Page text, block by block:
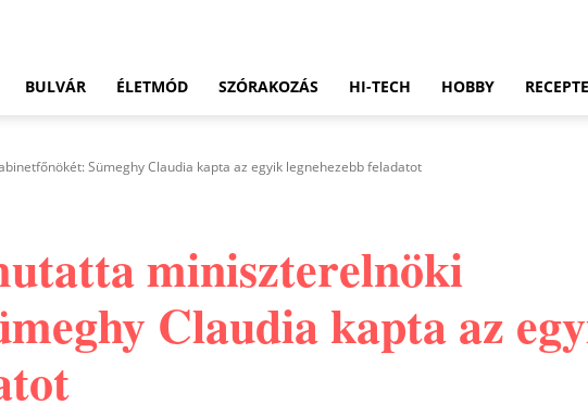
BULVÁR ÉLETMÓD SZÓRAKOZÁS HI-TECH HOBBY
Sümeghy Claudia kapta az egyik legnehezebb feladatot
miniszterelnöki
Claudia kapta az